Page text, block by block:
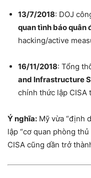
13/7/2018: DOJ
quan tình báo quân
hacking/active
16/11/2018: Tổng
and Infrastructure
chính thức lập CISA
Ý nghĩa: Mỹ vừa “định
lập “cơ quan phòng
CISA cũng dần trở